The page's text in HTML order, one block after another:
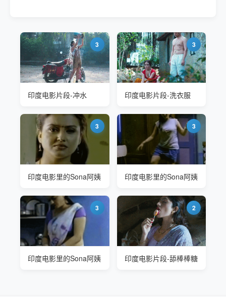
3
印度电影片段-冲水
3
印度电影片段-洗衣服
3
印度电影里的Sona阿姨
3
印度电影里的Sona阿姨
3
印度电影里的Sona阿姨
2
印度电影片段-舔棒棒糖